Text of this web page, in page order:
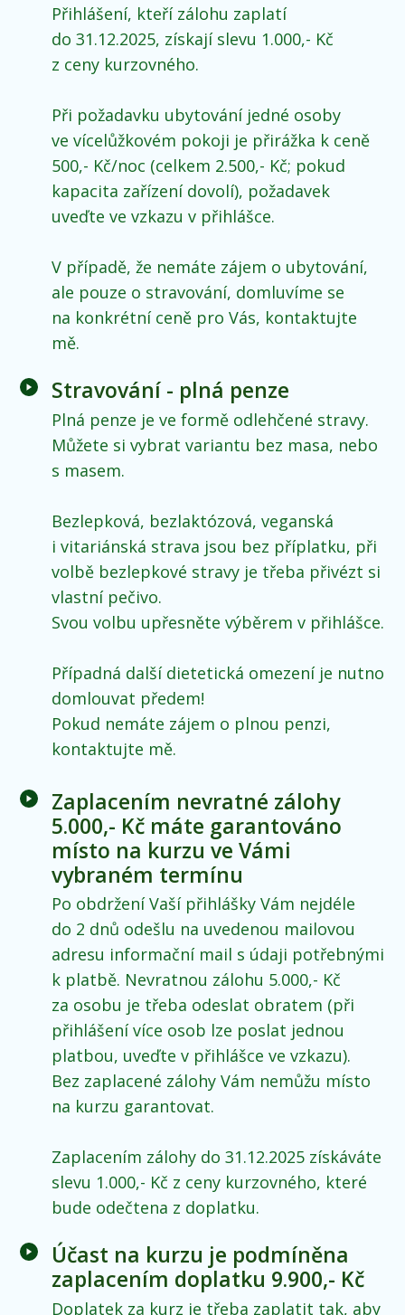
Přihlášení, kteří zálohu zaplatí
do 31.12.2025, získají slevu 1.000,- Kč
z ceny kurzovného.
Při požadavku ubytování jedné osoby
ve vícelůžkovém pokoji je přirážka k ceně
500,- Kč/noc (celkem 2.500,- Kč; pokud
kapacita zařízení dovolí), požadavek
uveďte ve vzkazu v přihlášce.
V případě, že nemáte zájem o ubytování,
ale pouze o stravování, domluvíme se
na konkrétní ceně pro Vás, kontaktujte
mě.
Stravování - plná penze
Plná penze je ve formě odlehčené stravy.
Můžete si vybrat variantu bez masa, nebo
s masem.
Bezlepková, bezlaktózová, veganská
i vitariánská strava jsou bez příplatku, při
volbě bezlepkové stravy je třeba přivézt si
vlastní pečivo.
Svou volbu upřesněte výběrem v přihlášce.
Případná další dietetická omezení je nutno
domlouvat předem!
Pokud nemáte zájem o plnou penzi,
kontaktujte mě.
Zaplacením nevratné zálohy
5.000,- Kč máte garantováno
místo na kurzu ve Vámi
vybraném termínu
Po obdržení Vaší přihlášky Vám nejdéle
do 2 dnů odešlu na uvedenou mailovou
adresu informační mail s údaji potřebnými
k platbě. Nevratnou zálohu 5.000,- Kč
za osobu je třeba odeslat obratem (při
přihlášení více osob lze poslat jednou
platbou, uveďte v přihlášce ve vzkazu).
Bez zaplacené zálohy Vám nemůžu místo
na kurzu garantovat.
Zaplacením zálohy do 31.12.2025 získáváte
slevu 1.000,- Kč z ceny kurzovného, které
bude odečtena z doplatku.
Účast na kurzu je podmíněna
zaplacením doplatku 9.900,- Kč
Doplatek za kurz je třeba zaplatit tak, aby